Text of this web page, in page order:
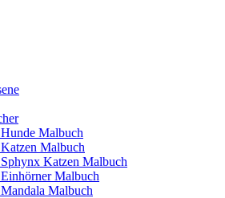
Malbuch
Malbuch
Katzen Malbuch
Malbuch
Malbuch